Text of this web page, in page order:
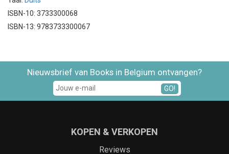
ISBN-10: 3733300068
ISBN-13: 9783733300067
Nieuwsbrief van Books in Belgium ontvangen?
GO!
KOPEN & VERKOPEN
Reviews